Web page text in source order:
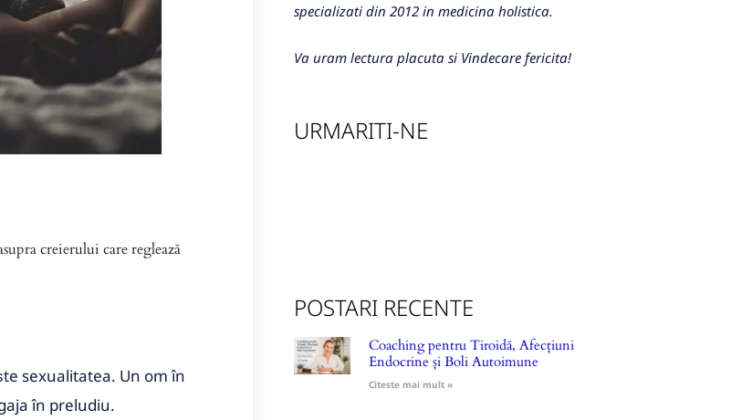
creierului care reglează
sexualitatea. Un om în
în preludiu.
specializati din 2012 in medicina holistica.
Va uram lectura placuta si Vindecare fericita!
URMARITI-NE
POSTARI RECENTE
Coaching pentru Tiroidă, Afecțiuni
Endocrine și Boli Autoimune
Citeste mai mult »